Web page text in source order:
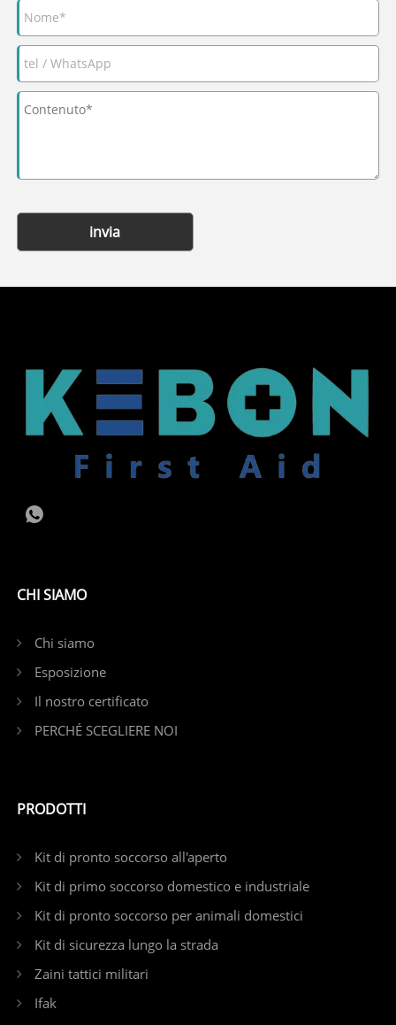
invia
CHI SIAMO
Chi siamo
Esposizione
Il nostro certificato
PERCHÉ SCEGLIERE NOI
PRODOTTI
Kit di pronto soccorso all'aperto
Kit di primo soccorso domestico e industriale
Kit di pronto soccorso per animali domestici
Kit di sicurezza lungo la strada
Zaini tattici militari
Ifak